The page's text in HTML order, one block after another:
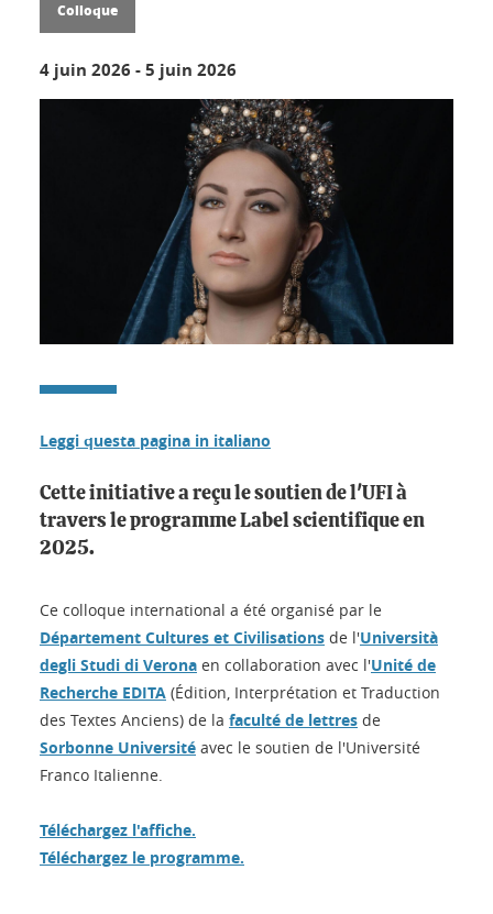
Colloque
4 juin 2026 -5 juin 2026
Leggi questa pagina in italiano
Cette initiative a reçu le soutien de l'UFI à
travers le programme Label scientifique en
2025.
Ce colloque international a été organisé par le
Département Cultures et Civilisations de l'Università
degli Studi di Verona en collaboration avec l'Unité de
Recherche EDITA (Édition, Interprétation et Traduction
des Textes Anciens) de la faculté de lettres de
Sorbonne Université avec le soutien de l'Université
Franco Italienne.
Téléchargez l'affiche.
Téléchargez le programme.